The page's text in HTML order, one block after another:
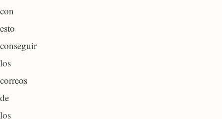
con
esto
conseguir
los
correos
de
los